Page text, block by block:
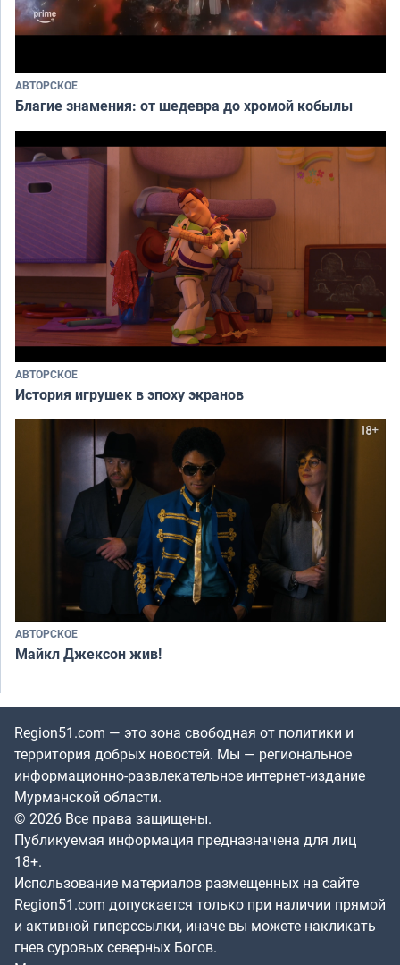
АВТОРСКОЕ
Благие знамения: от шедевра до хромой кобылы
АВТОРСКОЕ
История игрушек в эпоху экранов
АВТОРСКОЕ
Майкл Джексон жив!
Region51.com — это зона свободная от политики и
территория добрых новостей. Мы — региональное
информационно-развлекательное интернет-издание
Мурманской области.
© 2026 Все права защищены.
Публикуемая информация предназначена для лиц
18+.
Использование материалов размещенных на сайте
Region51.com допускается только при наличии прямой
и активной гиперссылки, иначе вы можете накликать
гнев суровых северных Богов.